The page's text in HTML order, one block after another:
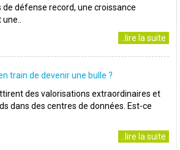
de défense record, une croissance
..lire la suite
train de devenir une bulle ?
des valorisations extraordinaires et
dans des centres de données. Est-ce
..lire la suite